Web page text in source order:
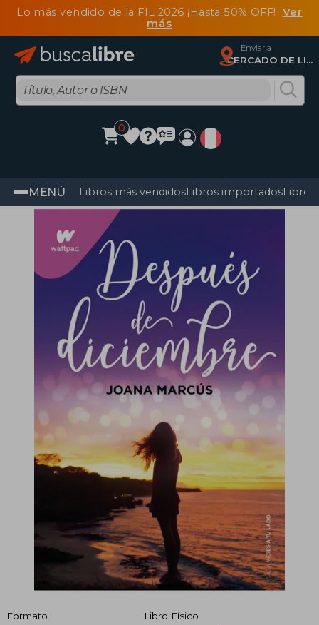
Lo más vendido de la FIL 2026 ¡Hasta 50% OFF! Ver
más
Enviar a
CERCADO DE LIMA, Lima
0
MENÚ Libros más vendidosLibros importadosLibros
Formato
Libro Físico